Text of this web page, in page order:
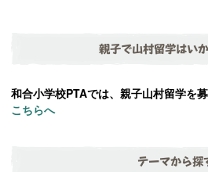
親子で山村留学はい
和合小学校PTAでは、親子山村留学を
こちらへ
テーマから探